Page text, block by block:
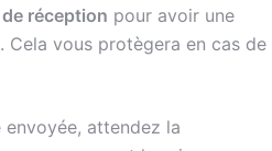
réception pour avoir une
Cela vous protègera en cas de
attendez la